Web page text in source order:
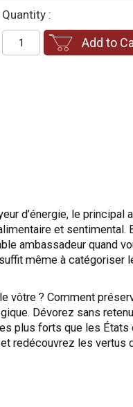
Quantity :
Add to
d’énergie, le principal
et sentimental.
ambassadeur quand
même à catégoriser
vôtre ? Comment
Dévorez sans
plus forts que les
et redécouvrez les